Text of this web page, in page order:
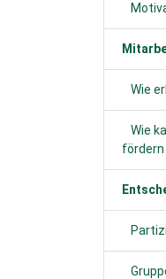
Wie
Wie
fördern